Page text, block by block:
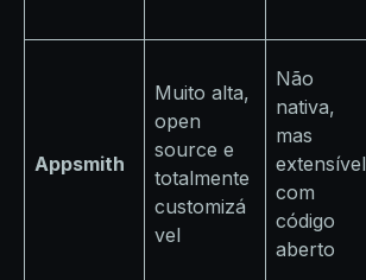
Appsmith
Muito alta,
open
source e
totalmente
customizá
vel
Não
nativa,
mas
extensível
com
código
aberto